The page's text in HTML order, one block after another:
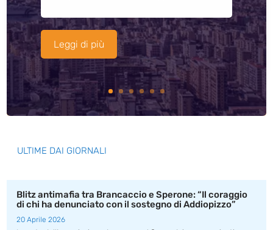
Leggi di più
ULTIME DAI GIORNALI
Blitz antimafia tra Brancaccio e Sperone: “Il coraggio
di chi ha denunciato con il sostegno di Addiopizzo”
20 Aprile 2026